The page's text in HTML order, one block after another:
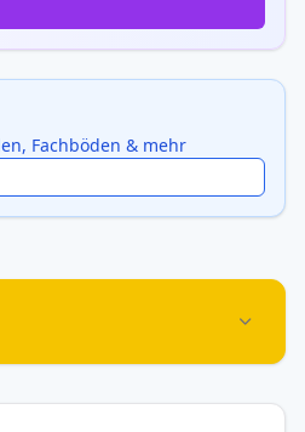
Fachböden & mehr